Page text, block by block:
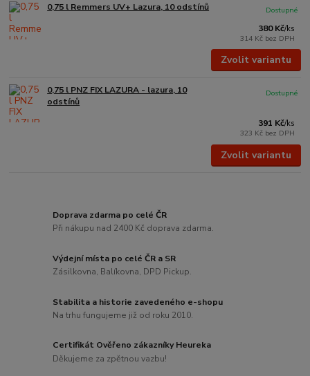
0,75 l Remmers UV+ Lazura, 10 odstínů
380 Kč/ks
314 Kč bez DPH
Dostupné
Zvolit variantu
0,75 l PNZ FIX LAZURA - lazura, 10
odstínů
391 Kč/ks
323 Kč bez DPH
Dostupné
Zvolit variantu
Doprava zdarma po celé ČR
Při nákupu nad 2400 Kč doprava zdarma.
Výdejní místa po celé ČR a SR
Zásilkovna, Balíkovna, DPD Pickup.
Stabilita a historie zavedeného e-shopu
Na trhu fungujeme již od roku 2010.
Certifikát Ověřeno zákazníky Heureka
Děkujeme za zpětnou vazbu!